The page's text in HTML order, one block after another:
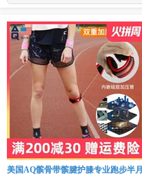
美国AQ髌骨带髌腱护膝专业跑步半月